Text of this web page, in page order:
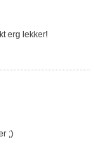
erg lekker!
;)